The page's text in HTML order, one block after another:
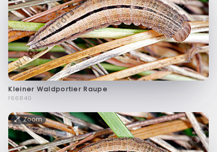
Kleiner Waldportier Raupe
f66840
Zoom